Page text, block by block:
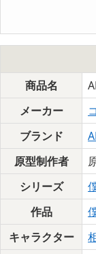
商品名
メーカー
ブランド
原型制作者
シリーズ
作品
キャラクター